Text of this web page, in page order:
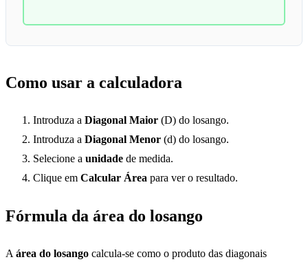
Como usar a calculadora
Introduza a Diagonal Maior (D) do losango.
Introduza a Diagonal Menor (d) do losango.
Selecione a unidade de medida.
Clique em Calcular Área para ver o resultado.
Fórmula da área do losango
A área do losango calcula-se como o produto das diagonais